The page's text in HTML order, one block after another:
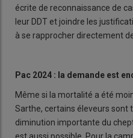
écrite de reconnaissance de
leur DDT et joindre les
à se rapprocher directement
Pac 2024 : la demande est
Même si la mortalité a été
Sarthe, certains éleveurs sont
diminution importante du